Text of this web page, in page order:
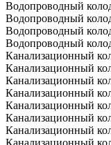
Водопроводный
Водопроводный
Водопроводный
Водопроводный
Канализационный
Канализационный
Канализационный
Канализационный
Канализационный
Канализационный
Канализационный